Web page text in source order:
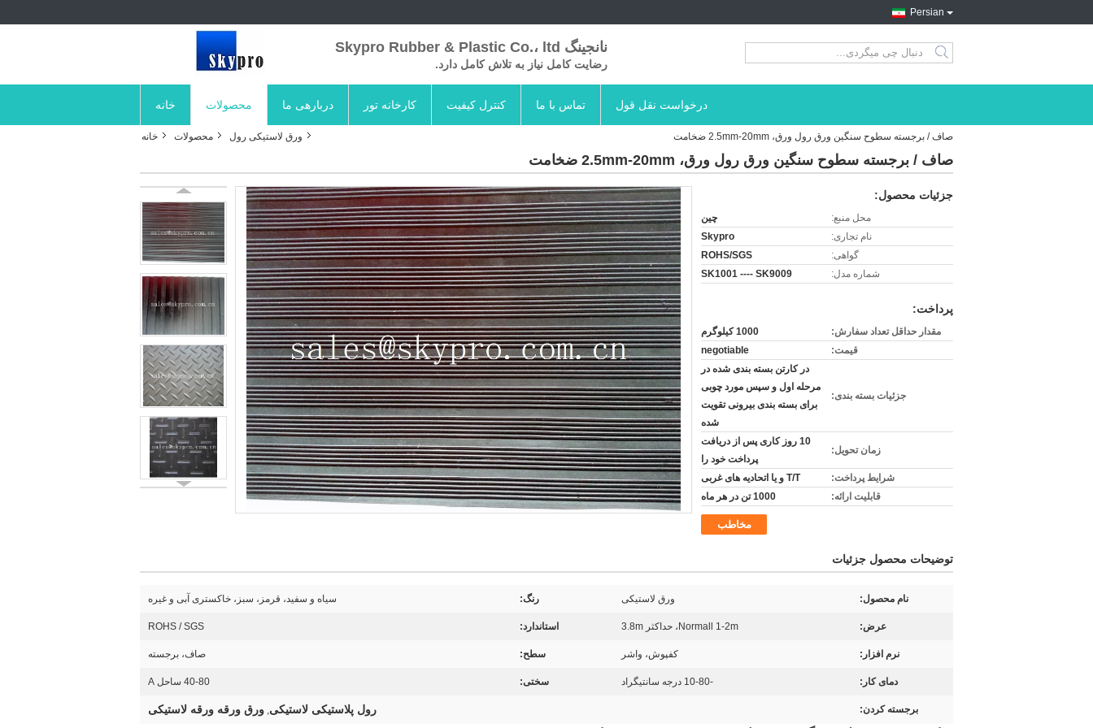
Persian
نانجینگ Skypro Rubber & Plastic Co.، ltd
رضایت کامل نیاز به تلاش کامل دارد. search
خانه محصولات دربارهی ما کارخانه تور کنترل کیفیت تماس با ما درخواست نقل قول
خانه محصولات ورق لاستیکی رول صاف / برجسته سطوح سنگین ورق رول ورق، 2.5mm-20mm ضخامت
صاف / برجسته سطوح سنگین ورق رول ورق، 2.5mm-20mm ضخامت
جزئیات محصول:
محل منبع:
چین
نام تجاری:
Skypro
گواهی:
ROHS/SGS
شماره مدل:
SK1001 ---- SK9009
پرداخت:
مقدار حداقل تعداد سفارش:
1000 کیلوگرم
قیمت:
negotiable
جزئیات بسته بندی:
در کارتن بسته بندی شده در
مرحله اول و سپس مورد چوبی
برای بسته بندی بیرونی تقویت
شده
زمان تحویل:
10 روز کاری پس از دریافت
پرداخت خود را
شرایط پرداخت:
T/T و یا اتحادیه های غربی
قابلیت ارائه:
1000 تن در هر ماه
مخاطب
توضیحات محصول جزئیات
نام محصول: ورق لاستیکی رنگ: سیاه و سفید، قرمز، سبز، خاکستری آبی و غیره
عرض: Normall 1-2m، حداکثر 3.8m استاندارد: ROHS / SGS
نرم افزار: کفپوش، واشر سطح: صاف، برجسته
دمای کار: -10-80 درجه سانتیگراد سختی: 40-80 ساحل A
برجسته کردن: رول پلاستیکی لاستیکی, ورق ورقه ورقه لاستیکی